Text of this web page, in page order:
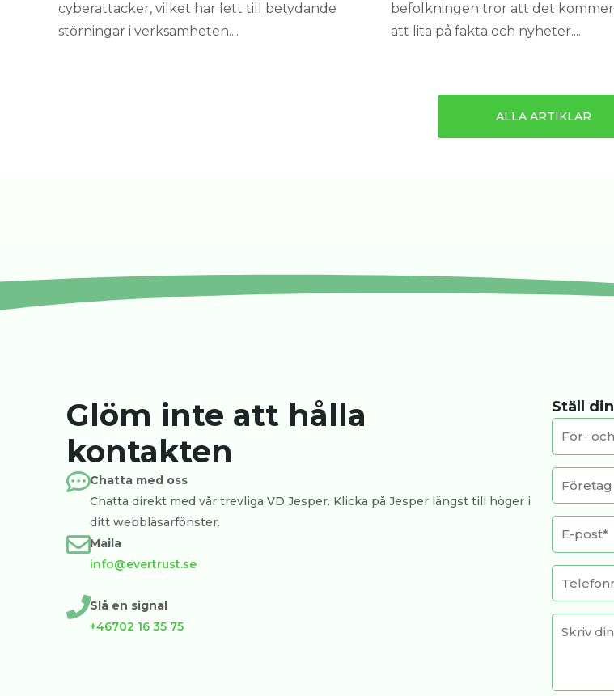
cyberattacker, vilket har lett till betydande
störningar i verksamheten....
befolkningen tror att det kommer
att lita på fakta och nyheter....
ALLA ARTIKLAR
Glöm inte att hålla
kontakten
Chatta med oss
Chatta direkt med vår trevliga VD Jesper. Klicka på Jesper längst till höger i
ditt webbläsarfönster.
Maila
info@evertrust.se
Slå en signal
+46702 16 35 75
Ställ